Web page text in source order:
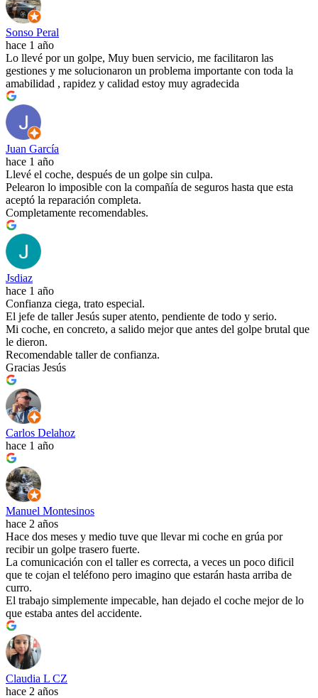
Sonso Peral
hace 1 año
Lo llevé por un golpe, Muy buen servicio, me facilitaron las
gestiones y me solucionaron un problema importante con toda la
amabilidad , rapidez y calidad estoy muy agradecida
Juan García
hace 1 año
Llevé el coche, después de un golpe sin culpa.
Pelearon lo imposible con la compañía de seguros hasta que esta
aceptó la reparación completa.
Completamente recomendables.
Jsdiaz
hace 1 año
Confianza ciega, trato especial.
El jefe de taller Jesús super atento, pendiente de todo y serio.
Mi coche, en concreto, a salido mejor que antes del golpe brutal que
le dieron.
Recomendable taller de confianza.
Gracias Jesús
Carlos Delahoz
hace 1 año
Manuel Montesinos
hace 2 años
Hace dos meses y medio tuve que llevar mi coche en grúa por
recibir un golpe trasero fuerte.
La comunicación con el taller es correcta, a veces un poco dificil
que te cojan el teléfono pero imagino que estarán hasta arriba de
curro.
El trabajo simplemente impecable, han dejado el coche mejor de lo
que estaba antes del accidente.
Claudia L CZ
hace 2 años